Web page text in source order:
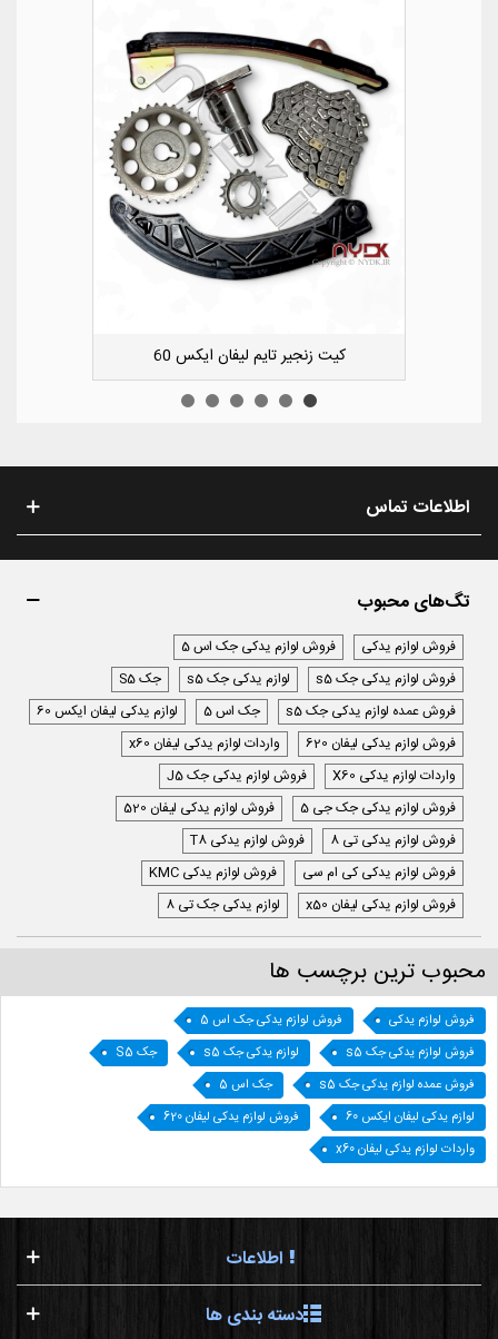
کوچک سپر عقب راست لیفان ایکس 50
اطلاعات تماس
تگ‌های محبوب
فروش لوازم یدکی
فروش لوازم یدکی جک اس 5
فروش لوازم یدکی جک s5
لوازم یدکی جک s5
جک S5
فروش عمده لوازم یدکی جک s5
جک اس 5
لوازم یدکی لیفان ایکس 60
فروش لوازم یدکی لیفان 620
واردات لوازم یدکی لیفان x60
واردات لوازم یدکی X60
فروش لوازم یدکی جک J5
فروش لوازم یدکی جک جی 5
فروش لوازم یدکی لیفان 520
فروش لوازم یدکی تی 8
فروش لوازم یدکی T8
فروش لوازم یدکی کی ام سی
فروش لوازم یدکی KMC
فروش لوازم یدکی لیفان x50
لوازم یدکی جک تی 8
محبوب ترین برچسب ها
فروش لوازم یدکی
فروش لوازم یدکی جک اس 5
فروش لوازم یدکی جک s5
لوازم یدکی جک s5
جک S5
فروش عمده لوازم یدکی جک s5
جک اس 5
لوازم یدکی لیفان ایکس 60
فروش لوازم یدکی لیفان 620
واردات لوازم یدکی لیفان x60
اطلاعات
دسته بندی ها